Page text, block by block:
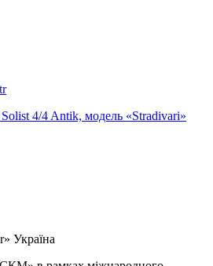
4/4 Antik, модель «Stradivari»
Україна